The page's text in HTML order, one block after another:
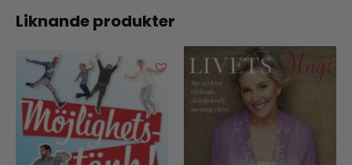
Liknande produkter